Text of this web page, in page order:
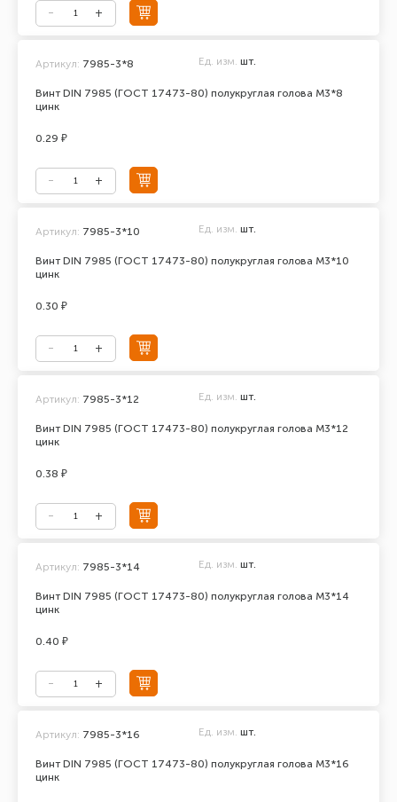
Винт DIN 7985 (ГОСТ 17473-80) полукруглая голова М3*8
цинк
Артикул: 7985-3*8 Ед. изм. шт.
0.29 ₽
Винт DIN 7985 (ГОСТ 17473-80) полукруглая голова М3*10
цинк
Артикул: 7985-3*10 Ед. изм. шт.
0.30 ₽
Винт DIN 7985 (ГОСТ 17473-80) полукруглая голова М3*12
цинк
Артикул: 7985-3*12 Ед. изм. шт.
0.38 ₽
Винт DIN 7985 (ГОСТ 17473-80) полукруглая голова М3*14
цинк
Артикул: 7985-3*14 Ед. изм. шт.
0.40 ₽
Винт DIN 7985 (ГОСТ 17473-80) полукруглая голова М3*16
цинк
Артикул: 7985-3*16 Ед. изм. шт.